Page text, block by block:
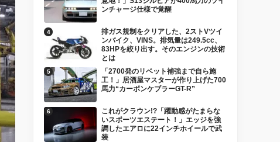
ンチャージ仕様で覚醒
排ガス規制をクリアした、2ストVツイ
ンバイク、VINS。排気量は249.5cc、
83HPを絞り出す。そのエンジンの技術
とは
「2700発のリベット補強まで自ら施
工！」居酒屋マスターが作り上げた700
馬力“カーボンケブラーGT-R”
これがクラウン!?「躍動感がたまらな
いスポーツエステート！」エッジを強
調したエアロに22インチホイールで武
装